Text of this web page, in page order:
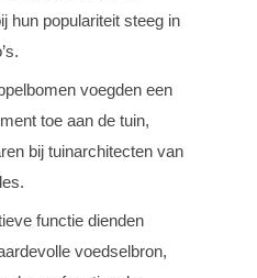
hun populariteit steeg in
voegden een
toe aan de tuin,
bij tuinarchitecten van
functie dienden
voedselbron,